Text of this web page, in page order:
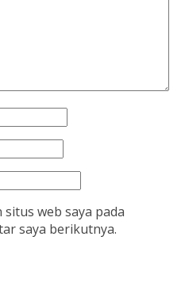
situs web saya pada
saya berikutnya.